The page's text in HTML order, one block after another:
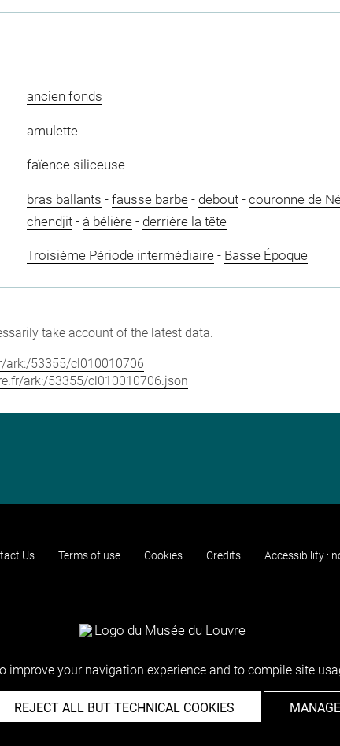
ancien fonds
amulette
faïence siliceuse
bras ballants - fausse barbe- debout- couronne de
chendjit- à bélière- derrière la tête
Troisième Période intermédiaire- Basse Époque
take account of the latest data.
ark:/53355/cl010010706
ark:/53355/cl010010706.json
Us Terms of use Cookies Credits Accessibility :
improve your navigation experience and to compile site
REJECT ALL BUT TECHNICAL COOKIES